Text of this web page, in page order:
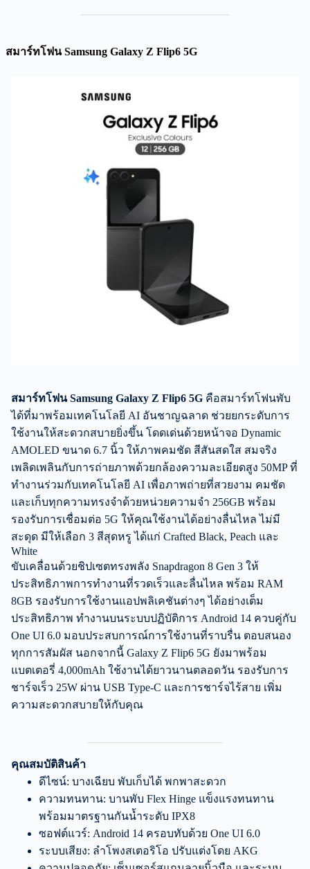
สมาร์ทโฟน Samsung Galaxy Z Flip6 5G
สมาร์ทโฟน Samsung Galaxy Z Flip6 5G คือสมาร์ทโฟนพับ
ได้ที่มาพร้อมเทคโนโลยี AI อันชาญฉลาด ช่วยยกระดับการ
ใช้งานให้สะดวกสบายยิ่งขึ้น โดดเด่นด้วยหน้าจอ Dynamic
AMOLED ขนาด 6.7 นิ้ว ให้ภาพคมชัด สีสันสดใส สมจริง
เพลิดเพลินกับการถ่ายภาพด้วยกล้องความละเอียดสูง 50MP ที่
ทำงานร่วมกับเทคโนโลยี AI เพื่อภาพถ่ายที่สวยงาม คมชัด
และเก็บทุกความทรงจำด้วยหน่วยความจำ 256GB พร้อม
รองรับการเชื่อมต่อ 5G ให้คุณใช้งานได้อย่างลื่นไหล ไม่มี
สะดุด มีให้เลือก 3 สีสุดหรู ได้แก่ Crafted Black, Peach และ
White
ขับเคลื่อนด้วยชิปเซตทรงพลัง Snapdragon 8 Gen 3 ให้
ประสิทธิภาพการทำงานที่รวดเร็วและลื่นไหล พร้อม RAM
8GB รองรับการใช้งานแอปพลิเคชันต่างๆ ได้อย่างเต็ม
ประสิทธิภาพ ทำงานบนระบบปฏิบัติการ Android 14 ควบคู่กับ
One UI 6.0 มอบประสบการณ์การใช้งานที่ราบรื่น ตอบสนอง
ทุกการสัมผัส นอกจากนี้ Galaxy Z Flip6 5G ยังมาพร้อม
แบตเตอรี่ 4,000mAh ใช้งานได้ยาวนานตลอดวัน รองรับการ
ชาร์จเร็ว 25W ผ่าน USB Type-C และการชาร์จไร้สาย เพิ่ม
ความสะดวกสบายให้กับคุณ
คุณสมบัติสินค้า
ดีไซน์: บางเฉียบ พับเก็บได้ พกพาสะดวก
ความทนทาน: บานพับ Flex Hinge แข็งแรงทนทาน
พร้อมมาตรฐานกันน้ำระดับ IPX8
ซอฟต์แวร์: Android 14 ครอบทับด้วย One UI 6.0
ระบบเสียง: ลำโพงสเตอริโอ ปรับแต่งโดย AKG